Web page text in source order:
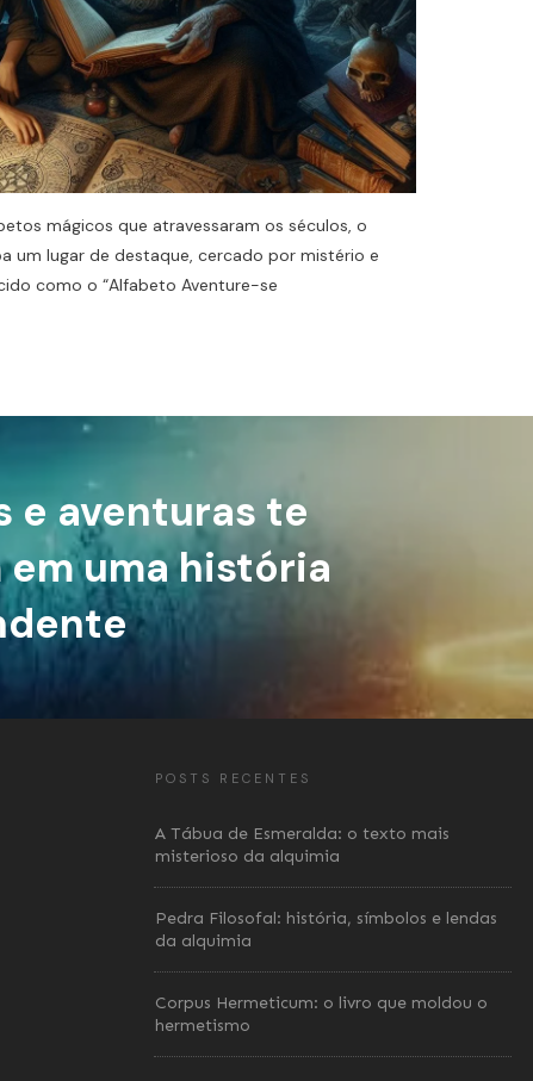
mágicos que atravessaram os séculos, o
um lugar de destaque, cercado por mistério e
como o “Alfabeto Aventure-se
e aventuras te
uma história
POSTS RECENTES
A Tábua de Esmeralda: o texto mais
misterioso da alquimia
Pedra Filosofal: história, símbolos e lendas
da alquimia
Corpus Hermeticum: o livro que moldou o
hermetismo